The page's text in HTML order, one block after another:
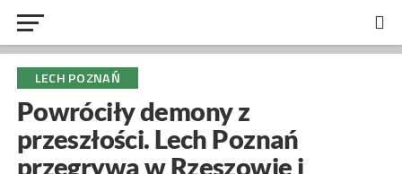
LECH POZNAŃ
Powróciły demony z
przeszłości. Lech Poznań
przegrywa w Rzeszowie i